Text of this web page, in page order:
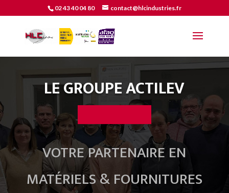
02 43 40 04 80 contact@hlcindustries.fr
LE GROUPE ACTILEV
VOTRE PARTENAIRE EN
MATÉRIELS & FOURNITURES